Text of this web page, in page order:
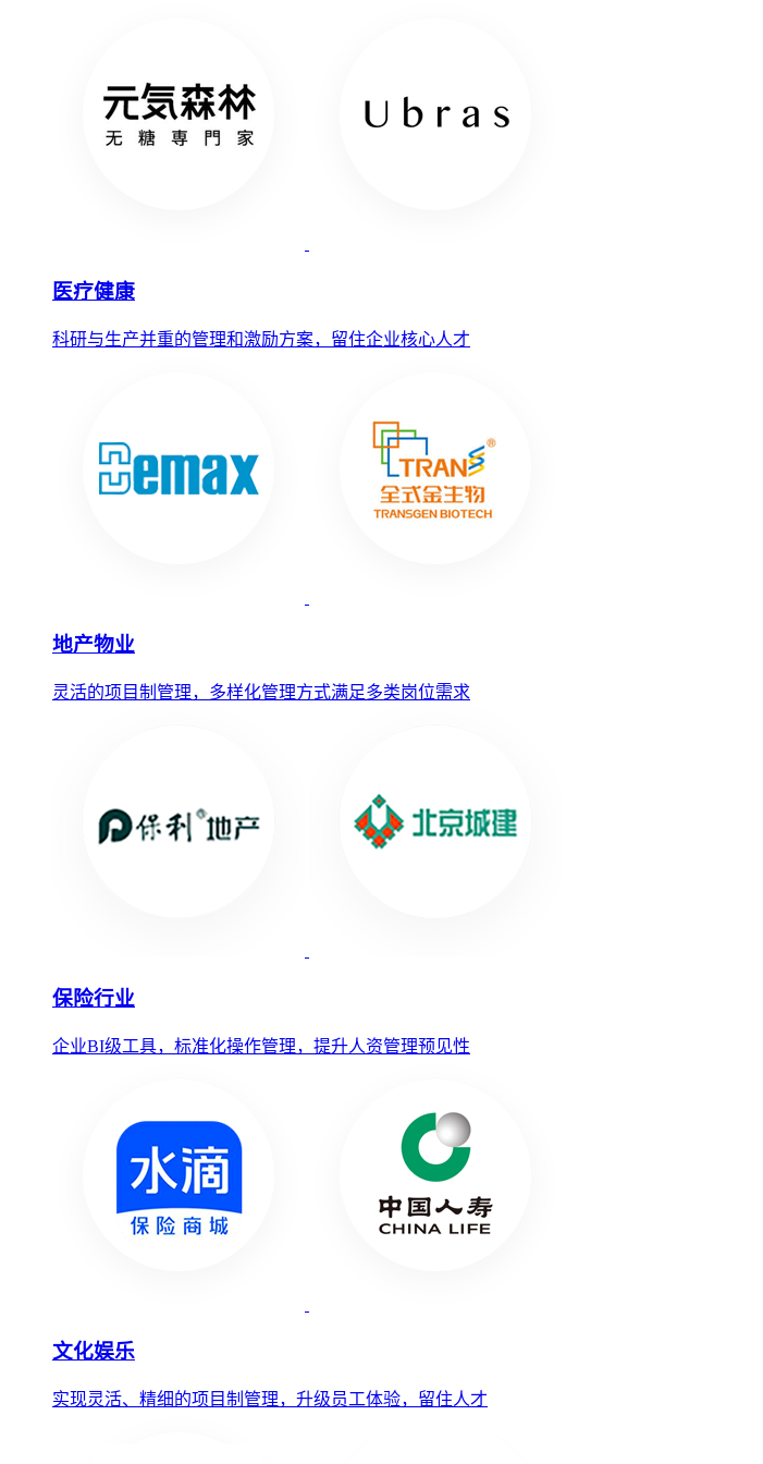
医疗健康
科研与生产并重的管理和激励方案，留住企业核心人才
地产物业
灵活的项目制管理，多样化管理方式满足多类岗位需求
保险行业
企业BI级工具，标准化操作管理，提升人资管理预见性
文化娱乐
实现灵活、精细的项目制管理，升级员工体验，留住人才